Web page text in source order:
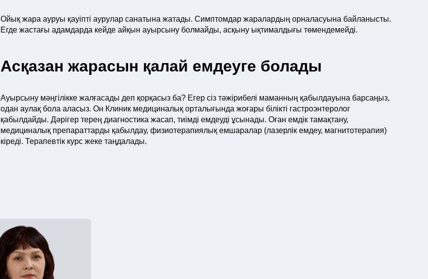
Ойық жара ауруы қауіпті аурулар санатына жатады. Симптомдар жаралардың орналасуына байланысты.
Егде жастағы адамдарда кейде айқын ауырсыну болмайды, асқыну ықтималдығы төмендемейді.
Асқазан жарасын қалай емдеуге болады
Ауырсыну мәңгілікке жалғасады деп қорқасыз ба? Егер сіз тәжірибелі маманның қабылдауына барсаңыз,
одан аулақ бола аласыз. Он Клиник медициналық орталығында жоғары білікті гастроэнтеролог
қабылдайды. Дәрігер терең диагностика жасап, тиімді емдеуді ұсынады. Оған емдік тамақтану,
медициналық препараттарды қабылдау, физиотерапиялық емшаралар (лазерлік емдеу, магнитотерапия)
кіреді. Терапевтік курс жеке таңдалады.